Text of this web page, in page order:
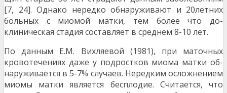
[7, 24]. Однако нередко обнаруживают и 20­летних
больных с миомой матки, тем более что до­
клиническая стадия составляет в среднем 8-10 лет.
По данным Е.М. Вихляевой (1981), при маточных
кровотечениях даже у подростков миома матки об­
наруживается в 5-7% случаев. Нередким осложне­нием
миомы матки является бесплодие. Считается, что